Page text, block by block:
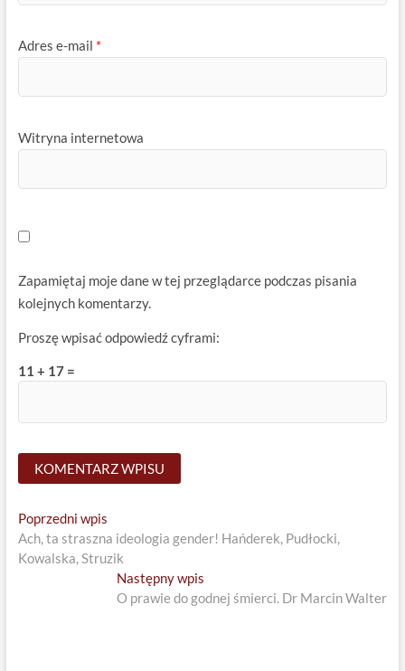
Adres e-mail *
Witryna internetowa
Zapamiętaj moje dane w tej przeglądarce podczas pisania
kolejnych komentarzy.
Proszę wpisać odpowiedź cyframi:
11 + 17 =
Nawigacja
wpisu
Poprzedni wpisPrevious
post:
Ach, ta straszna ideologia gender! Hańderek, Pudłocki,
Kowalska, Struzik
Następny wpis
post:
O prawie do godnej śmierci. Dr Marcin Walter